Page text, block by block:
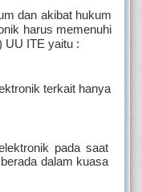
dan akibat hukum
harus memenuhi
UU ITE yaitu :
terkait hanya
pada saat
dalam kuasa